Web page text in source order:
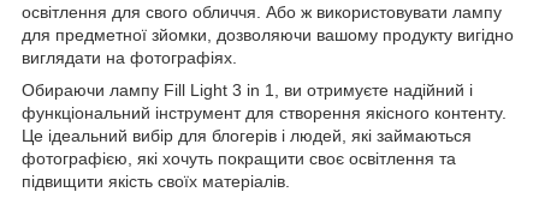
освітлення для свого обличчя. Або ж використовувати лампу
для предметної зйомки, дозволяючи вашому продукту вигідно
виглядати на фотографіях.
Обираючи лампу Fill Light 3 in 1, ви отримуєте надійний і
функціональний інструмент для створення якісного контенту.
Це ідеальний вибір для блогерів і людей, які займаються
фотографією, які хочуть покращити своє освітлення та
підвищити якість своїх матеріалів.